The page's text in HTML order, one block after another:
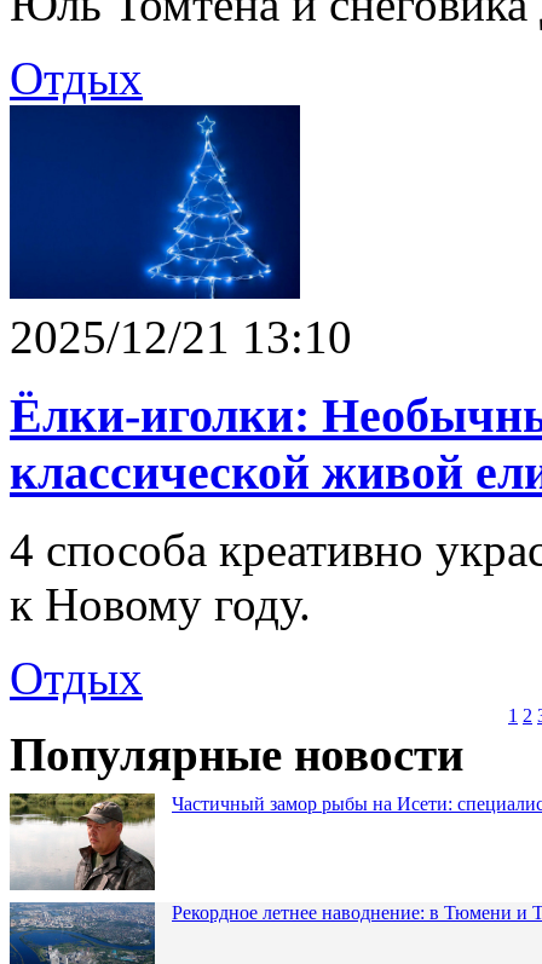
Отдых
2025/12/21 13:10
Ёлки-иголки:
классической живой
4 способа креативно
к Новому году.
Отдых
1 2
Популярные новости
Частичный замор рыбы на Исети:
Рекордное летнее наводнение: в Тюмени и